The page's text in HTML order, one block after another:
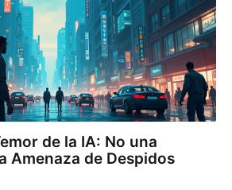
de la IA: No una
Amenaza de Despidos